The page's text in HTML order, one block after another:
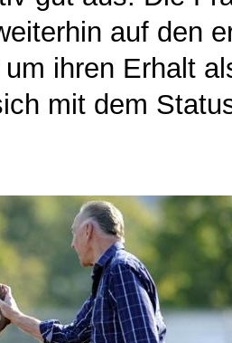
auf den
ihren Erhalt
mit dem